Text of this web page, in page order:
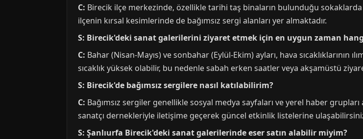
C: Birecik ilçe merkezinde, özellikle tarihi taş binaların bulunduğu sokaklarda
ilçenin kırsal kesimlerinde de bağımsız sergi alanları yer almaktadır.
S: Birecik'deki sanat galerilerini ziyaret etmek için en uygun zaman
C: Bahar (Nisan-Mayıs) ve sonbahar (Eylül-Ekim) ayları, hava sıcaklıklarının
sıcaklık yüksek olabilir, bu nedenle sabah erken saatler veya akşamüstü
S: Birecik'de bağımsız sergilere nasıl katılabilirim?
C: Bağımsız sergiler genellikle sosyal medya sayfaları ve yerel haber
sanatçı dernekleriyle iletişime geçerek güncel etkinlik listelerine
S: Şanlıurfa Birecik'deki sanat galerilerinde eser satın alabilir miyim?